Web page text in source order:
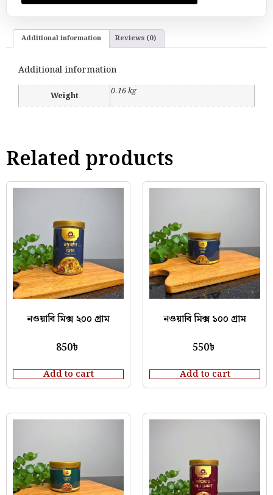
Additional information Reviews (0)
Additional information
Weight 0.16 kg
Related products
নওয়াবি মিক্স ২০০ গ্রাম
850৳
Add to cart
নওয়াবি মিক্স ১০০ গ্রাম
550৳
Add to cart